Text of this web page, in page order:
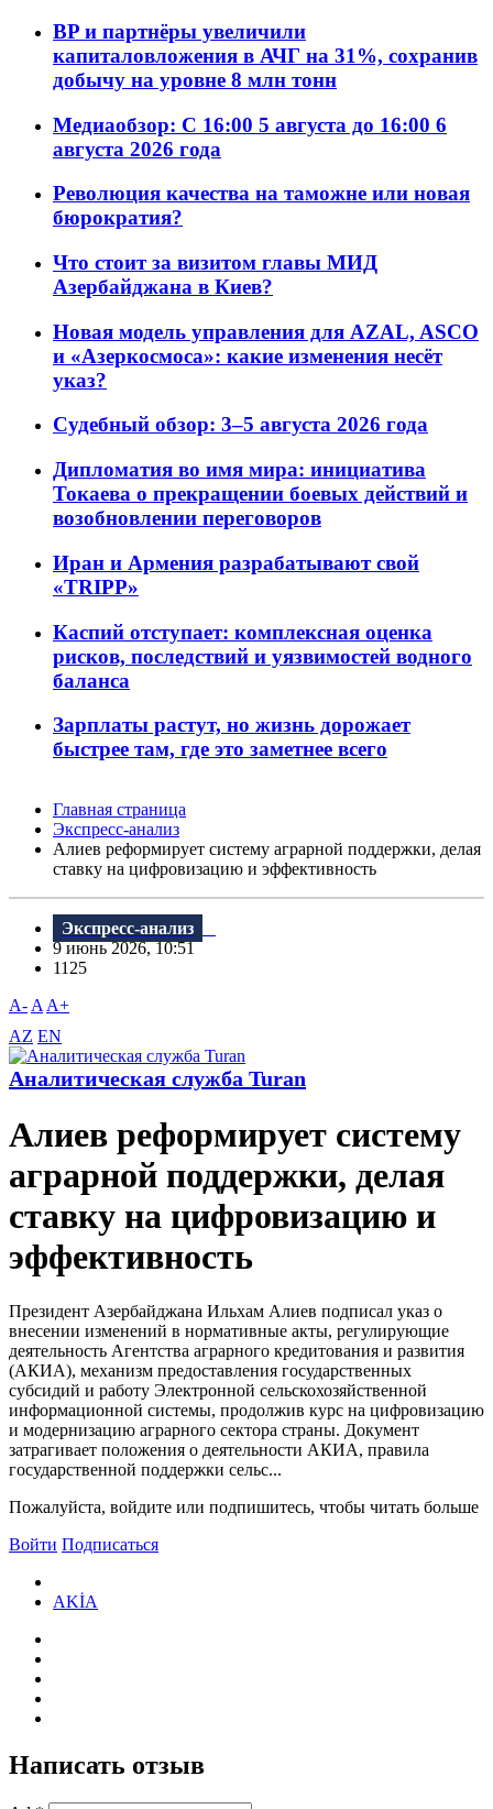
BP и партнёры увеличили
капиталовложения в АЧГ на 31%, сохранив
добычу на уровне 8 млн тонн
Медиаобзор: С 16:00 5 августа до 16:00 6
августа 2026 года
Революция качества на таможне или новая
бюрократия?
Что стоит за визитом главы МИД
Азербайджана в Киев?
Новая модель управления для AZAL, ASCO
и «Азеркосмоса»: какие изменения несёт
указ?
Судебный обзор: 3–5 августа 2026 года
Дипломатия во имя мира: инициатива
Токаева о прекращении боевых действий и
возобновлении переговоров
Иран и Армения разрабатывают свой
«TRIPP»
Каспий отступает: комплексная оценка
рисков, последствий и уязвимостей водного
баланса
Зарплаты растут, но жизнь дорожает
быстрее там, где это заметнее всего
Главная страница
Экспресс-анализ
Алиев реформирует систему аграрной поддержки, делая
ставку на цифровизацию и эффективность
Экспресс-анализ
9 июнь 2026, 10:51
1125
A- A A+
AZ EN
Аналитическая служба Turan
Алиев реформирует систему
аграрной поддержки, делая
ставку на цифровизацию и
эффективность
Президент Азербайджана Ильхам Алиев подписал указ о
внесении изменений в нормативные акты, регулирующие
деятельность Агентства аграрного кредитования и развития
(АКИА), механизм предоставления государственных
субсидий и работу Электронной сельскохозяйственной
информационной системы, продолжив курс на цифровизацию
и модернизацию аграрного сектора страны. Документ
затрагивает положения о деятельности АКИА, правила
государственной поддержки сельс...
Пожалуйста, войдите или подпишитесь, чтобы читать больше
Войти Подписаться
AKİA
Написать отзыв